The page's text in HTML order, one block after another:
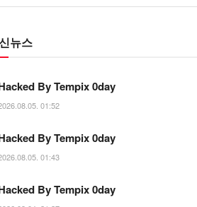
뉴스
By Tempix 0day
01:52
By Tempix 0day
01:43
By Tempix 0day